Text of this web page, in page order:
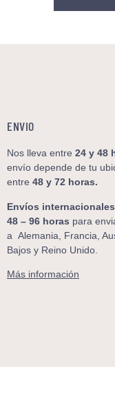
ENVIO
Nos lleva entre 24 y 48
envío depende de tu
entre 48 y 72 horas.
Envíos internacionales
48 – 96 horas para
a Alemania, Francia,
Bajos y Reino Unido.
Más información